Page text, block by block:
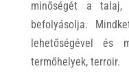
minőségét a
befolyásolja.
lehetőségével és
termőhelyek, terroir.